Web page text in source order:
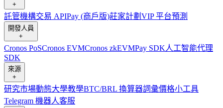
+
託管機構交易 APIPay (商戶版)莊家計劃 VIP 平台預測
開發人員
+
Cronos PoSCronos EVMCronos zkEVMPay SDK人工智能代理
SDK
來源
+
研究市場動態大學教學BTC/BRL 換算器詞彙價格小工具
Telegram 機器人客服